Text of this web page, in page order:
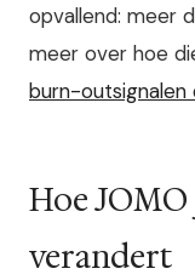
opvallend: meer
meer over hoe
burn-outsignalen
Hoe
verandert